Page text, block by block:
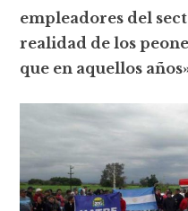
empleadores del
realidad de los
que en aquellos